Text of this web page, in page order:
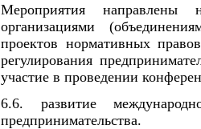
Мероприятия направлены
организациями
проектов нормативных
регулирования
участие в проведении
6.6. развитие
предпринимательства.